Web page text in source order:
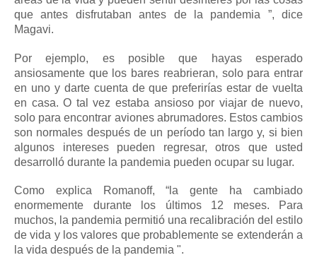
que antes disfrutaban antes de la pandemia ”, dice
Magavi.
Por ejemplo, es posible que hayas esperado
ansiosamente que los bares reabrieran, solo para entrar
en uno y darte cuenta de que preferirías estar de vuelta
en casa.O tal vez estaba ansioso por viajar de nuevo,
solo para encontrar aviones abrumadores. Estos cambios
son normales después de un período tan largo y, si bien
algunos intereses pueden regresar, otros que usted
desarrolló durante la pandemia pueden ocupar su lugar.
Como explica Romanoff, “la gente ha cambiado
enormemente durante los últimos 12 meses.
Para
muchos, la pandemia permitió una recalibración del estilo
de vida y los valores que probablemente se extenderán a
la vida después de la pandemia ".